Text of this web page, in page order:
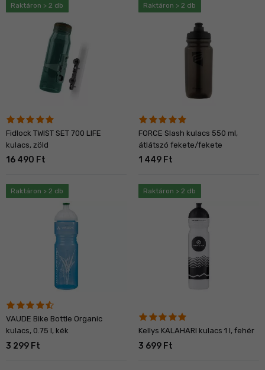
Raktáron > 2 db
Fidlock TWIST SET 700 LIFE
kulacs, zöld
16 490 Ft
Raktáron > 2 db
FORCE Slash kulacs 550 ml,
átlátszó fekete/fekete
1 449 Ft
Raktáron > 2 db
VAUDE Bike Bottle Organic
kulacs, 0.75 l, kék
3 299 Ft
Raktáron > 2 db
Kellys KALAHARI kulacs 1 l, fehér
3 699 Ft